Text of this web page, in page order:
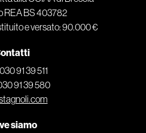
REA BS 403782
e versato: 90.000 €
91 39 511
91 39 580
siamo